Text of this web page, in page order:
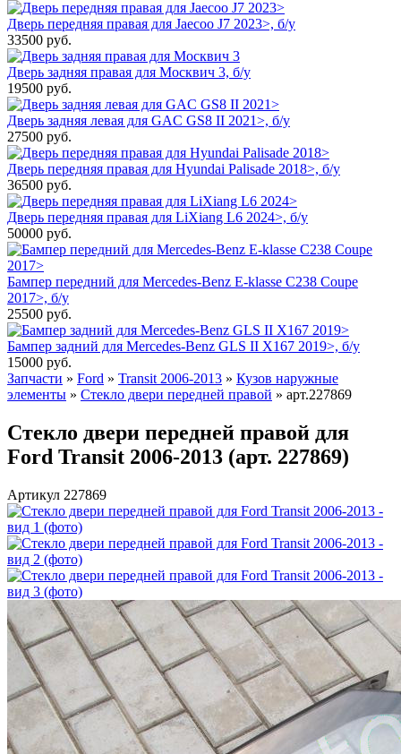
Дверь передняя правая для Jaecoo J7 2023>, б/у
33500 руб.
Дверь задняя правая для Москвич 3, б/у
19500 руб.
Дверь задняя левая для GAC GS8 II 2021>, б/у
27500 руб.
Дверь передняя правая для Hyundai Palisade 2018>, б/у
36500 руб.
Дверь передняя правая для LiXiang L6 2024>, б/у
50000 руб.
Бампер передний для Mercedes-Benz E-klasse C238 Coupe
2017>, б/у
25500 руб.
Бампер задний для Mercedes-Benz GLS II X167 2019>, б/у
15000 руб.
Запчасти » Ford » Transit 2006-2013 » Кузов наружные
элементы » Стекло двери передней правой » арт.227869
Стекло двери передней правой для
Ford Transit 2006-2013 (арт. 227869)
Артикул 227869